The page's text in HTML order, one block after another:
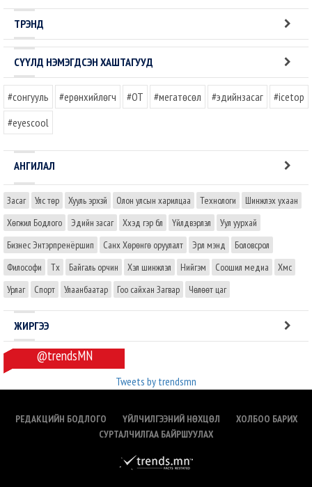
ТРЭНД
СҮҮЛД НЭМЭГДСЭН ХАШТАГУУД
#сонгууль #ерөнхийлөгч #OT #мегатөсөл #эдийнзасаг
#icetop
#eyescool
АНГИЛАЛ
Засаг Улс төр Хууль эрхзүй Олон улсын харилцаа Технологи
Шинжлэх ухаан
Хөгжил Бодлого
Эдийн засаг Хүүхэд гэр бүл Үйлдвэрлэл
Уул уурхай
Бизнес Энтэрпренёршип
Санхүү Хөрөнгө оруулалт Эрүүл мэнд
Боловсрол
Философи
Түүх Байгаль орчин Хэл шинжлэл Нийгэм Соошил медиа
Хүмүүс
Урлаг
Спорт Улаанбаатар Гоо сайхан Загвар Чөлөөт цаг
ЖИРГЭЭ
@trendsMN
Tweets by trendsmn
РЕДАКЦИЙН БОДЛОГО ҮЙЛЧИЛГЭЭНИЙ НӨХЦӨЛ
ХОЛБОО БАРИХ
СУРТАЛЧИЛГАА БАЙРШУУЛАХ